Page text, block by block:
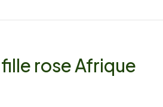
rose Afrique